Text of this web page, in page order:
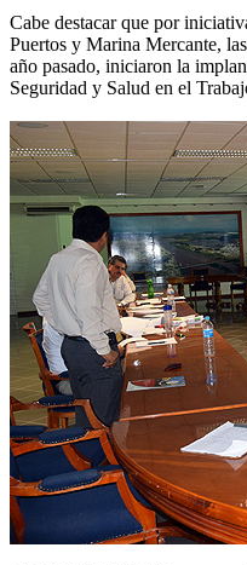
Cabe destacar que por
Puertos y Marina Mercante,
año pasado, iniciaron la
Seguridad y Salud en el